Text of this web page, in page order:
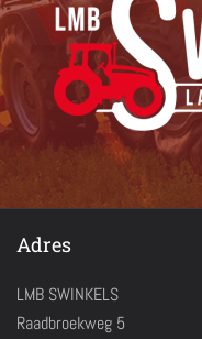
Adres
LMB SWINKELS
Raadbroekweg 5